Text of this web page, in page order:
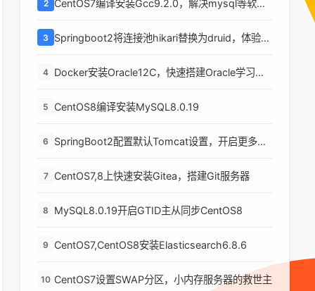
2
CentOS7编译安装Gcc9.2.0，解决mysql等软件
3
Springboot2将连接池hikari替换为druid，体验最
4 Docker安装Oracle12C，快速搭建Oracle学习环
5 CentOS8编译安装MySQL8.0.19
6
SpringBoot2配置默认Tomcat设置，开启更多高
7 CentOS7,8上快速安装Gitea，搭建Git服务器
8 MySQL8.0.19开启GTID主从同步CentOS8
9 CentOS7,CentOS8安装Elasticsearch6.8.6
10 CentOS7设置SWAP分区，小内存服务器的救世主